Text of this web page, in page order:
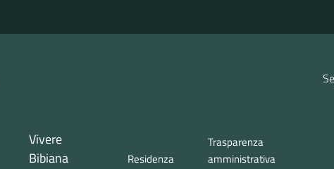
Vivere
Bibiana
Residenza
Trasparenza
amministrativa